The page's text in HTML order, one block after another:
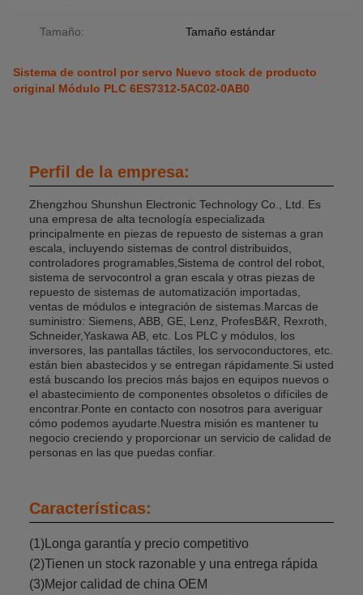
Tamaño: Tamaño estándar
Sistema de control por servo Nuevo stock de producto
original Módulo PLC 6ES7312-5AC02-0AB0
Perfil de la empresa:
Zhengzhou Shunshun Electronic Technology Co., Ltd. Es
una empresa de alta tecnología especializada
principalmente en piezas de repuesto de sistemas a gran
escala, incluyendo sistemas de control distribuidos,
controladores programables,Sistema de control del robot,
sistema de servocontrol a gran escala y otras piezas de
repuesto de sistemas de automatización importadas,
ventas de módulos e integración de sistemas.Marcas de
suministro: Siemens, ABB, GE, Lenz, ProfesB&R, Rexroth,
Schneider,Yaskawa AB, etc. Los PLC y módulos, los
inversores, las pantallas táctiles, los servoconductores, etc.
están bien abastecidos y se entregan rápidamente.Si usted
está buscando los precios más bajos en equipos nuevos o
el abastecimiento de componentes obsoletos o difíciles de
encontrar.Ponte en contacto con nosotros para averiguar
cómo podemos ayudarte.Nuestra misión es mantener tu
negocio creciendo y proporcionar un servicio de calidad de
personas en las que puedas confiar.
Características:
(1)Longa garantía y precio competitivo
(2)Tienen un stock razonable y una entrega rápida
(3)Mejor calidad de china OEM